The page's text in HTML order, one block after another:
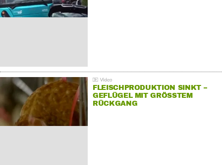
FLEISCHPRODUKTION SINKT –
GEFLÜGEL MIT GRÖSSTEM R
ÜCKGANG